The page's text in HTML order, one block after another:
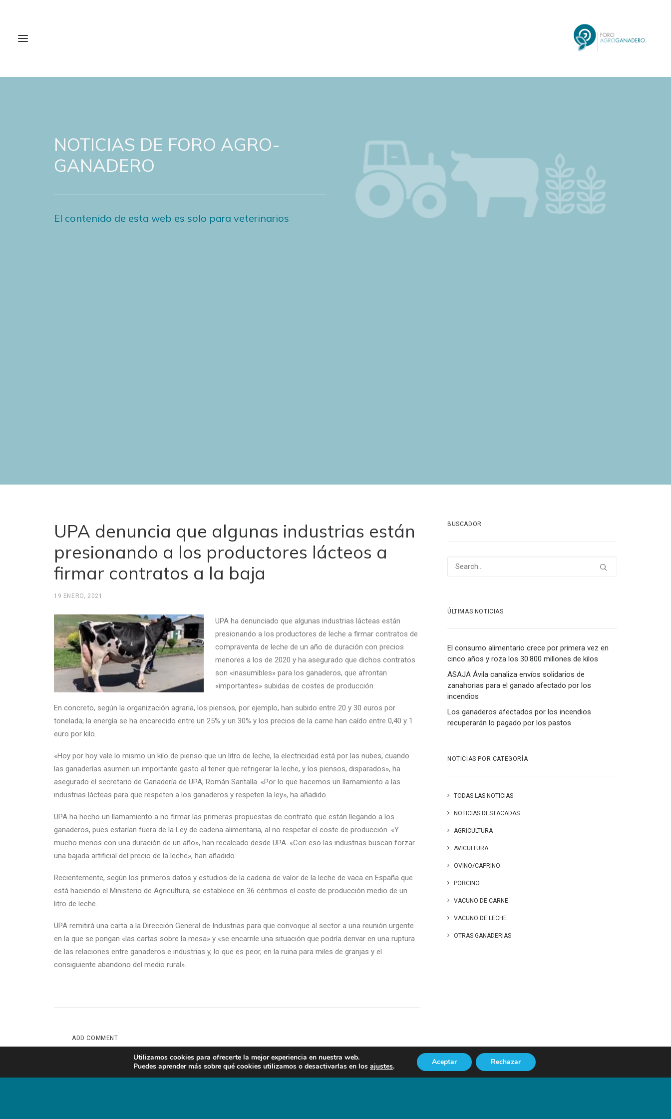
NOTICIAS DE FORO AGRO-
GANADERO
El contenido de esta web es solo para veterinarios
UPA denuncia que algunas industrias están
presionando a los productores lácteos a
firmar contratos a la baja
19 ENERO, 2021
UPA ha denunciado que algunas industrias lácteas están
presionando a los productores de leche a firmar contratos de
compraventa de leche de un año de duración con precios
menores a los de 2020 y ha asegurado que dichos contratos
son «inasumibles» para los ganaderos, que afrontan
«importantes» subidas de costes de producción.
En concreto, según la organización agraria, los piensos, por ejemplo, han subido entre 20 y 30 euros por
tonelada; la energía se ha encarecido entre un 25% y un 30% y los precios de la carne han caído entre 0,40 y 1
euro por kilo.
«Hoy por hoy vale lo mismo un kilo de pienso que un litro de leche, la electricidad está por las nubes, cuando
las ganaderías asumen un importante gasto al tener que refrigerar la leche, y los piensos, disparados», ha
asegurado el secretario de Ganadería de UPA, Román Santalla. «Por lo que hacemos un llamamiento a las
industrias lácteas para que respeten a los ganaderos y respeten la ley», ha añadido.
UPA ha hecho un llamamiento a no firmar las primeras propuestas de contrato que están llegando a los
ganaderos, pues estarían fuera de la Ley de cadena alimentaria, al no respetar el coste de producción. «Y
mucho menos con una duración de un año», han recalcado desde UPA. «Con eso las industrias buscan forzar
una bajada artificial del precio de la leche», han añadido.
Recientemente, según los primeros datos y estudios de la cadena de valor de la leche de vaca en España que
está haciendo el Ministerio de Agricultura, se establece en 36 céntimos el coste de producción medio de un
litro de leche.
UPA remitirá una carta a la Dirección General de Industrias para que convoque al sector a una reunión urgente
en la que se pongan «las cartas sobre la mesa» y «se encarrile una situación que podría derivar en una ruptura
de las relaciones entre ganaderos e industrias y, lo que es peor, en la ruina para miles de granjas y el
consiguiente abandono del medio rural».
ADD COMMENT
Lo siento, debes estarconectadopara publicar un comentario.
BUSCADOR
ÚLTIMAS NOTICIAS
El consumo alimentario crece por primera vez en
cinco años y roza los 30.800 millones de kilos
ASAJA Ávila canaliza envíos solidarios de
zanahorias para el ganado afectado por los
incendios
Los ganaderos afectados por los incendios
recuperarán lo pagado por los pastos
NOTICIAS POR CATEGORÍA
TODAS LAS NOTICIAS
NOTICIAS DESTACADAS
AGRICULTURA
AVICULTURA
OVINO/CAPRINO
PORCINO
VACUNO DE CARNE
VACUNO DE LECHE
OTRAS GANADERIAS
Utilizamos cookies para ofrecerte la mejor experiencia en nuestra web.
Puedes aprender más sobre qué cookies utilizamos o desactivarlas en losajustes. Aceptar Rechazar